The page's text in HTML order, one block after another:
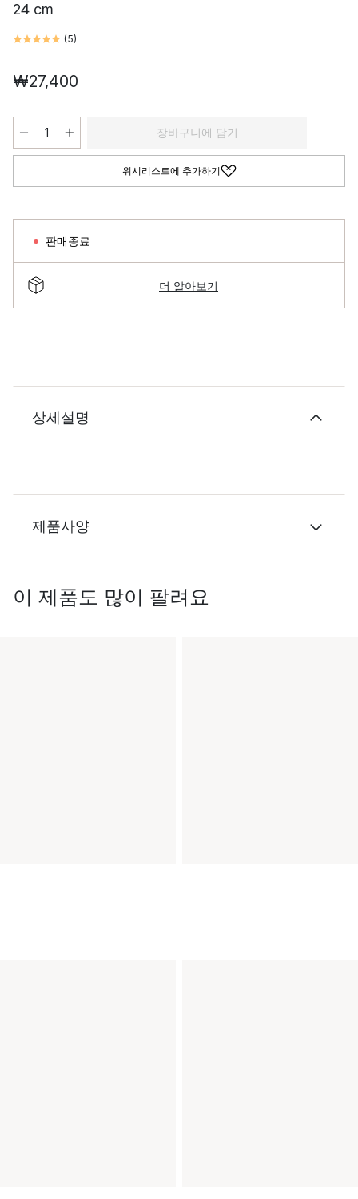
24 cm
(5)
₩27,400
장바구니에 담기
위시리스트에 추가하기
판매종료
더 알아보기
상세설명
제품사양
이 제품도 많이 팔려요